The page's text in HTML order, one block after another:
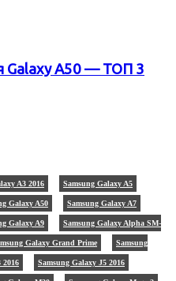
Galaxy A50 — ТОП 3
A3 2016 Samsung Galaxy A5
Galaxy A50 Samsung Galaxy A7
Galaxy A9 Samsung Galaxy Alpha SM-
Galaxy Grand Prime Samsung
2016 Samsung Galaxy J5 2016